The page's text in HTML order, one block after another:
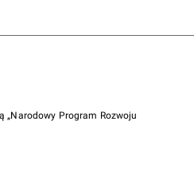
Program Rozwoju